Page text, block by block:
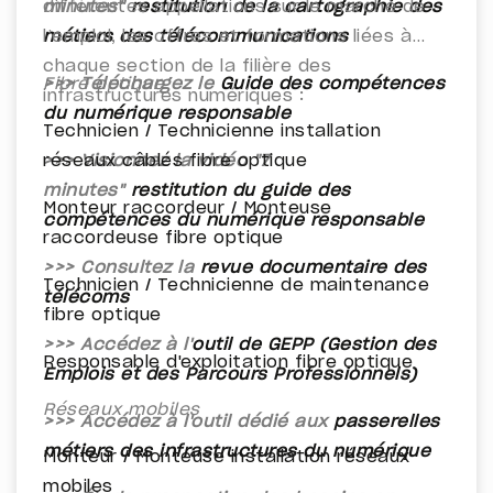
minutes"restitution de la cartographie des
métiers des télécommunications
>>> Téléchargez le Guide des compétences
du numérique responsable
>>> Visionnez la vidéo "7
minutes" restitution du guide des
compétences du numérique responsable
>>> Consultez la revue documentaire des
télécoms
>>> Accédez à l'outil de GEPP (Gestion des
Emplois et des Parcours Professionnels)
>>> Accédez à l'outil dédié aux passerelles
métiers des infrastructures du numérique
différentes appellations sur le marché de
l’emploi, les offres et formations liées à
chaque section de la filière des
infrastructures numériques :
Fibre optique
Technicien / Technicienne installation
réseaux câblés fibre optique
Monteur raccordeur / Monteuse
raccordeuse fibre optique
Technicien / Technicienne de maintenance
fibre optique
Responsable d'exploitation fibre optique
Réseaux mobiles
Monteur / Monteuse installation réseaux
mobiles